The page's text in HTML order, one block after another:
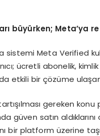
büyürken; Meta’ya
Meta Verified
ücretli abonelik,
etkili bir çözüme
gereken
güven satın
bir platform üzerine